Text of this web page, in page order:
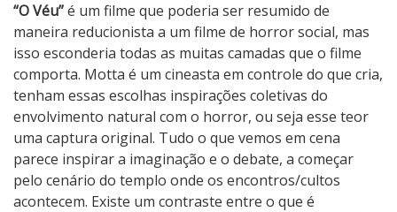
“O Véu”é um filme que poderia ser resumido de
maneira reducionista a um filme de horror social, mas
isso esconderia todas as muitas camadas que o filme
comporta. Motta é um cineasta em controle do que cria,
tenham essas escolhas inspirações coletivas do
envolvimento natural com o horror, ou seja esse teor
uma captura original. Tudo o que vemos em cena
parece inspirar a imaginação e o debate, a começar
pelo cenário do templo onde os encontros/cultos
acontecem. Existe um contraste entre o que é